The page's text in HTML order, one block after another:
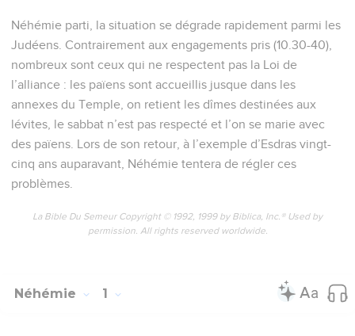
Néhémie parti, la situation se dégrade rapidement parmi les
Judéens. Contrairement aux engagements pris (10.30-40),
nombreux sont ceux qui ne respectent pas la Loi de
l’alliance : les païens sont accueillis jusque dans les
annexes du Temple, on retient les dîmes destinées aux
lévites, le sabbat n’est pas respecté et l’on se marie avec
des païens. Lors de son retour, à l’exemple d’Esdras vingt-
cinq ans auparavant, Néhémie tentera de régler ces
problèmes.
La Bible Du Semeur Copyright © 1992, 1999 by Biblica, Inc.® Used by
permission. All rights reserved worldwide.
Néhémie 1